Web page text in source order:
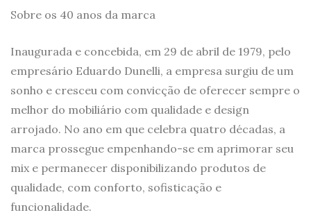
Sobre os 40 anos da marca
Inaugurada e concebida, em 29 de abril de 1979, pelo
empresário Eduardo Dunelli, a empresa surgiu de um
sonho e cresceu com convicção de oferecer sempre o
melhor do mobiliário com qualidade e design
arrojado. No ano em que celebra quatro décadas, a
marca prossegue empenhando-se em aprimorar seu
mix e permanecer disponibilizando produtos de
qualidade, com conforto, sofisticação e
funcionalidade.